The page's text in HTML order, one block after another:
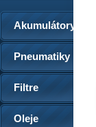
Akumulátory
Pneumatiky
Filtre
Oleje